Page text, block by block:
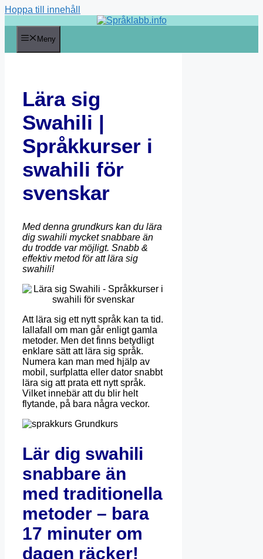
Hoppa till innehåll
Meny
Lära sig
Swahili |
Språkkurser i
swahili för
svenskar
Med denna grundkurs kan du lära
dig swahili mycket snabbare än
du trodde var möjligt. Snabb &
effektiv metod för att lära sig
swahili!
Att lära sig ett nytt språk kan ta tid.
Iallafall om man går enligt gamla
metoder. Men det finns betydligt
enklare sätt att lära sig språk.
Numera kan man med hjälp av
mobil, surfplatta eller dator snabbt
lära sig att prata ett nytt språk.
Vilket innebär att du blir helt
flytande, på bara några veckor.
Lär dig swahili
snabbare än
med traditionella
metoder – bara
17 minuter om
dagen räcker!